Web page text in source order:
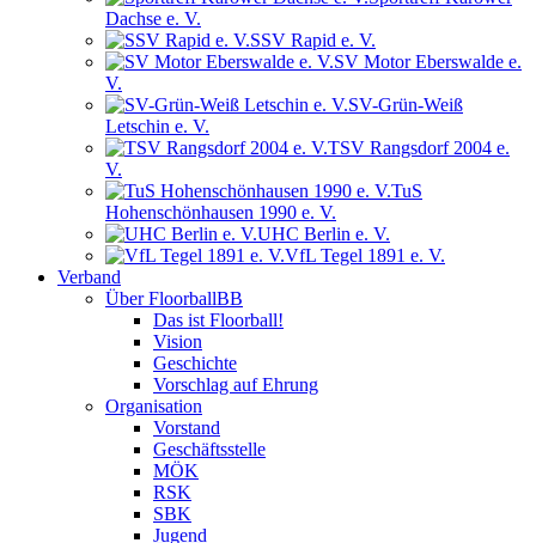
Dachse e. V.
SSV Rapid e. V.
SV Motor Eberswalde e.
V.
SV-Grün-Weiß
Letschin e. V.
TSV Rangsdorf 2004 e.
V.
TuS
Hohenschönhausen 1990 e. V.
UHC Berlin e. V.
VfL Tegel 1891 e. V.
Verband
Über FloorballBB
Das ist Floorball!
Vision
Geschichte
Vorschlag auf Ehrung
Organisation
Vorstand
Geschäftsstelle
MÖK
RSK
SBK
Jugend